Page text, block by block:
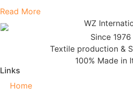
Read More
Since 1976
Textile production &
100% Made in
Links
Home